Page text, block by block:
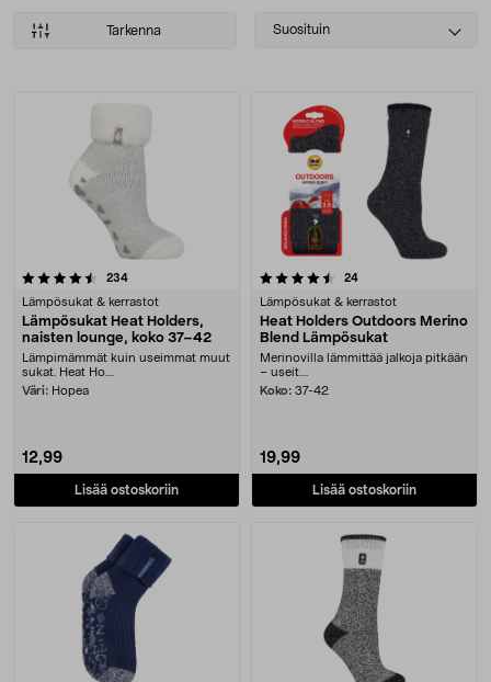
Tarkenna
Select
Suosituin
Tuotteet
234arvostelut
Lämpösukat & kerrastot
Lämpösukat Heat Holders,
naisten lounge, koko 37–42
Lämpimämmät kuin useimmat muut
sukat. Heat Ho....
Väri: Hopea
12,99
Lisää ostoskoriin
4.5 viidestä tähdestä 24arvostelut
Lämpösukat & kerrastot
Heat Holders Outdoors Merino
Blend Lämpösukat
Merinovilla lämmittää jalkoja pitkään
– useit....
Koko: 37-42
19,99
Lisää ostoskoriin